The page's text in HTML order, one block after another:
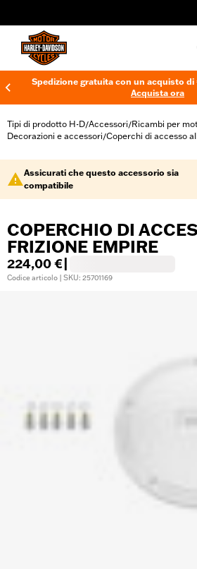
Spedizione gratuita con un acquisto
Acquista ora
Tipi di prodotto H-D/Accessori/Ricambi per
Decorazioni e accessori/Coperchi di accesso
Assicurati che questo accessorio sia
compatibile
COPERCHIO DI
FRIZIONE EMPIRE
224,00 €
Codice articolo | SKU: 25701169